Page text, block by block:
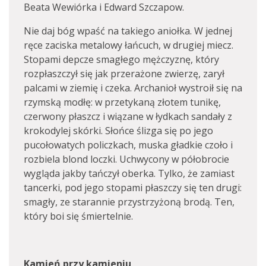
Beata Wewiórka i Edward Szczapow.
Nie daj bóg wpaść na takiego aniołka. W jednej
ręce zaciska metalowy łańcuch, w drugiej miecz.
Stopami depcze smagłego mężczyznę, który
rozpłaszczył się jak przerażone zwierzę, zarył
palcami w ziemię i czeka. Archanioł wystroił się na
rzymską modłę: w przetykaną złotem tunikę,
czerwony płaszcz i wiązane w łydkach sandały z
krokodylej skórki. Słońce ślizga się po jego
pucołowatych policzkach, muska gładkie czoło i
rozbiela blond loczki. Uchwycony w półobrocie
wygląda jakby tańczył oberka. Tylko, że zamiast
tancerki, pod jego stopami płaszczy się ten drugi:
smagły, ze starannie przystrzyżoną brodą. Ten,
który boi się śmiertelnie.